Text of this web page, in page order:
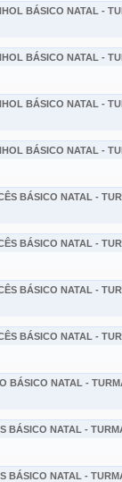
BÁSICO NATAL -
BÁSICO NATAL -
BÁSICO NATAL -
BÁSICO NATAL -
BÁSICO NATAL -
BÁSICO NATAL -
BÁSICO NATAL -
BÁSICO NATAL -
BÁSICO NATAL -
BÁSICO NATAL -
BÁSICO NATAL -